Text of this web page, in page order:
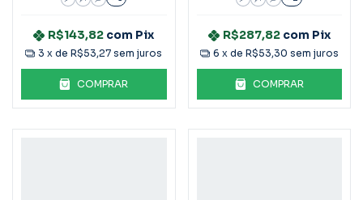
R$143,82 com Pix
3 x deR$53,27 sem juros
COMPRAR
R$287,82 com Pix
6 x de R$53,30 sem juros
COMPRAR